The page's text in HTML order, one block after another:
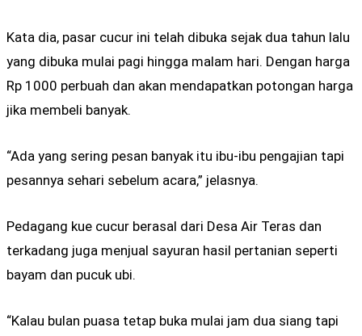
Kata dia, pasar cucur ini telah dibuka sejak dua tahun lalu
yang dibuka mulai pagi hingga malam hari. Dengan harga
Rp 1000 perbuah dan akan mendapatkan potongan harga
jika membeli banyak.
“Ada yang sering pesan banyak itu ibu-ibu pengajian tapi
pesannya sehari sebelum acara,” jelasnya.
Pedagang kue cucur berasal dari Desa Air Teras dan
terkadang juga menjual sayuran hasil pertanian seperti
bayam dan pucuk ubi.
“Kalau bulan puasa tetap buka mulai jam dua siang tapi